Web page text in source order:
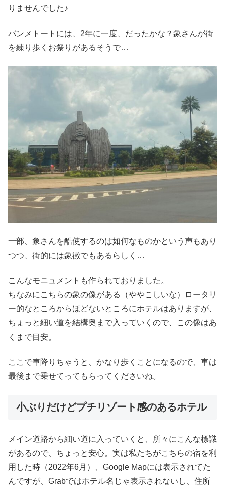
りませんでした♪
バンメトートには、2年に一度、だったかな？象さんが街
を練り歩くお祭りがあるそうで…
一部、象さんを酷使するのは如何なものかという声もあり
つつ、街的には象徴でもあるらしく…
こんなモニュメントも作られておりました。
ちなみにこちらの象の像がある（ややこしいな）ロータリ
ー的なところからほどないところにホテルはありますが、
ちょっと細い道を結構奥まで入っていくので、この像はあ
くまで目安。
ここで車降りちゃうと、かなり歩くことになるので、車は
最後まで乗せてってもらってくださいね。
小ぶりだけどプチリゾート感のあるホテル
メイン道路から細い道に入っていくと、所々にこんな標識
があるので、ちょっと安心。実は私たちがこちらの宿を利
用した時（2022年6月）、Google Mapには表示されてた
んですが、Grabではホテル名じゃ表示されないし、住所